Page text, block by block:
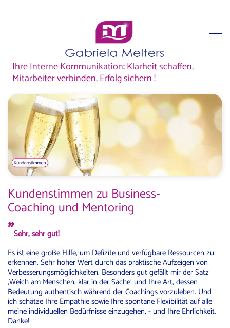
Ihre Interne Kommunikation: Klarheit schaffen,
Mitarbeiter verbinden, Erfolg sichern !
Kundenstimmen zu Business-
Coaching und Mentoring
"Sehr, sehr gut!
Es ist eine große Hilfe, um Defizite und verfügbare Ressourcen zu
erkennen. Sehr hoher Wert durch das praktische Aufzeigen von
Verbesserungsmöglichkeiten. Besonders gut gefällt mir der Satz
‚Weich am Menschen, klar in der Sache‘ und Ihre Art, dessen
Bedeutung authentisch während der Coachings vorzuleben. Und
ich schätze Ihre Empathie sowie Ihre spontane Flexibilität auf alle
meine individuellen Bedürfnisse einzugehen, - und Ihre Ehrlichkeit.
Danke!